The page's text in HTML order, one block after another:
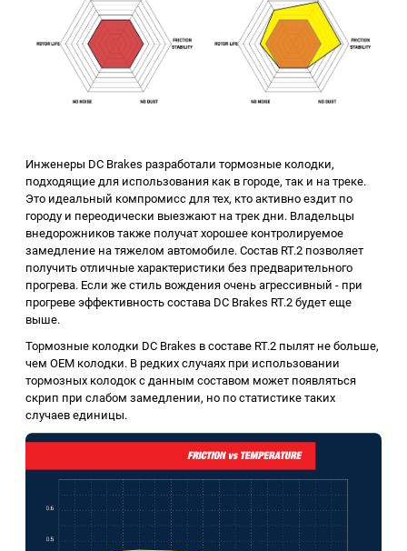
Инженеры DC Brakes разработали тормозные колодки,
подходящие для использования как в городе, так и на треке.
Это идеальный компромисс для тех, кто активно ездит по
городу и переодически выезжают на трек дни. Владельцы
внедорожников также получат хорошее контролируемое
замедление на тяжелом автомобиле. Состав RT.2 позволяет
получить отличные характеристики без предварительного
прогрева. Если же стиль вождения очень агрессивный - при
прогреве эффективность состава DC Brakes RT.2 будет еще
выше.
Тормозные колодки DC Brakes в составе RT.2 пылят не больше,
чем ОЕМ колодки. В редких случаях при использовании
тормозных колодок с данным составом может появляться
скрип при слабом замедлении, но по статистике таких
случаев единицы.